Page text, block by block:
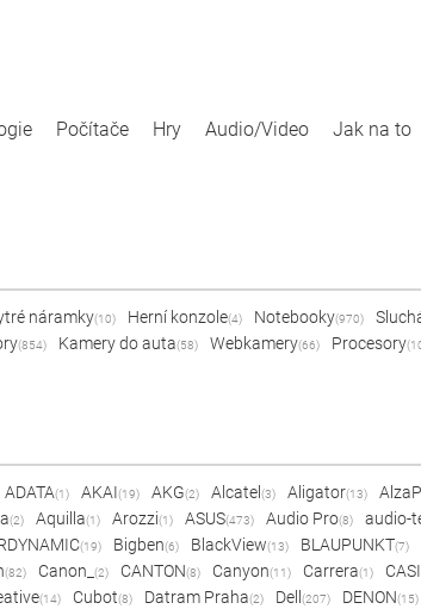
Počítače Hry Audio/Video Jak na to
náramky(10) Herní konzole(4) Notebooky(970)
(854) Kamery do auta(58) Webkamery(66) Procesory
ADATA(1) AKAI(19) AKG(2) Alcatel (3) Aligator(13)
(2) Aquilla(1) Arozzi(1) ASUS(473) Audio Pro(8)
audio-
(19) Bigben(6) BlackView(13) BLAUPUNKT(7)
(82) Canon_ (2) CANTON(8) Canyon(11) Carrera(1)
(14) Cubot(8) Datram Praha(2) Dell (207) DENON(15)